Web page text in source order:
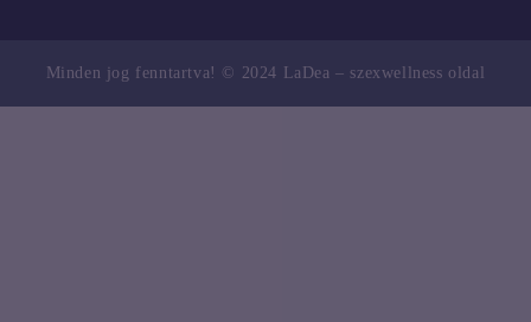
Minden jog fenntartva! © 2024 LaDea – szexwellness oldal